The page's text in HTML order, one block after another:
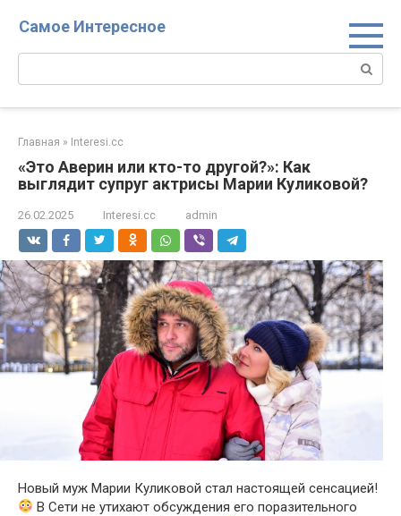
Самое Интересное
Поиск:
Главная » Interesi.cc
«Это Аверин или кто-то другой?»: Как
выглядит супруг актрисы Марии Куликовой?
26.02.2025 Interesi.cc admin
Новый муж Марии Куликовой стал настоящей сенсацией!
В Сети не утихают обсуждения его поразительного